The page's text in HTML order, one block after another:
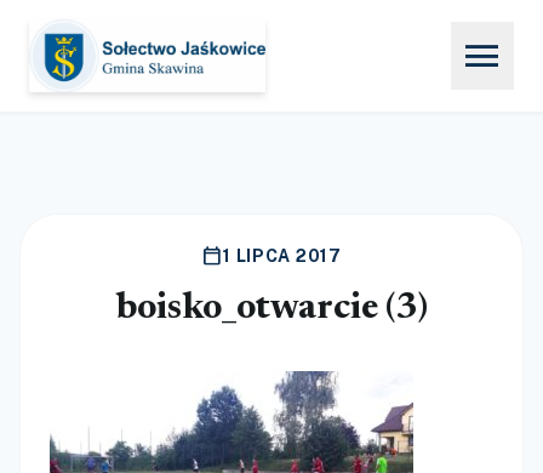
menu
calendar_today1 LIPCA 2017
boisko_otwarcie (3)